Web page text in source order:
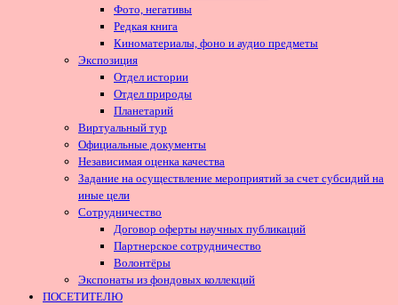
Фото, негативы
Редкая книга
Киноматериалы, фоно и аудио предметы
Экспозиция
Отдел истории
Отдел природы
Планетарий
Виртуальный тур
Официальные документы
Независимая оценка качества
Задание на осуществление мероприятий за счет субсидий на
иные цели
Сотрудничество
Договор оферты научных публикаций
Партнерское сотрудничество
Волонтёры
Экспонаты из фондовых коллекций
ПОСЕТИТЕЛЮ